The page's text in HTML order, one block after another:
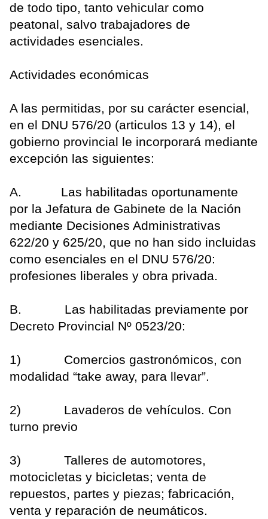
de todo tipo, tanto vehicular como
peatonal, salvo trabajadores de
actividades esenciales.
Actividades económicas
A las permitidas, por su carácter esencial,
en el DNU 576/20 (articulos 13 y 14), el
gobierno provincial le incorporará mediante
excepción las siguientes:
A. Las habilitadas oportunamente
por la Jefatura de Gabinete de la Nación
mediante Decisiones Administrativas
622/20 y 625/20, que no han sido incluidas
como esenciales en el DNU 576/20:
profesiones liberales y obra privada.
B. Las habilitadas previamente por
Decreto Provincial Nº 0523/20:
1) Comercios gastronómicos, con
modalidad “take away, para llevar”.
2) Lavaderos de vehículos. Con
turno previo
3) Talleres de automotores,
motocicletas y bicicletas; venta de
repuestos, partes y piezas; fabricación,
venta y reparación de neumáticos.